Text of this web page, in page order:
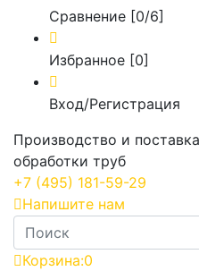
Сравнение [0/6]
Избранное [0]
Вход/Регистрация
Производство и
обработки труб
+7 (495) 181-59-29
Напишите нам
Корзина:0